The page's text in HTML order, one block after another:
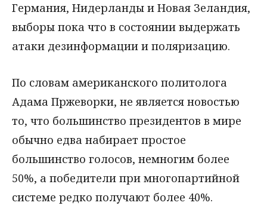
Германия, Нидерланды и Новая Зеландия,
выборы пока что в состоянии выдержать
атаки дезинформации и поляризацию.
По словам американского политолога
Адама Пржеворки, не является новостью
то, что большинство президентов в мире
обычно едва набирает простое
большинство голосов, немногим более
50%, а победители при многопартийной
системе редко получают более 40%.